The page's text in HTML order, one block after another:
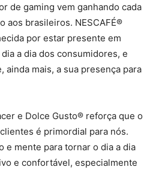
de gaming vem ganhando cada
aos brasileiros. NESCAFÉ®
por estar presente em
a dia dos consumidores, e
ainda mais, a sua presença para
e Dolce Gusto® reforça que o
é primordial para nós.
e mente para tornar o dia a dia
e confortável, especialmente